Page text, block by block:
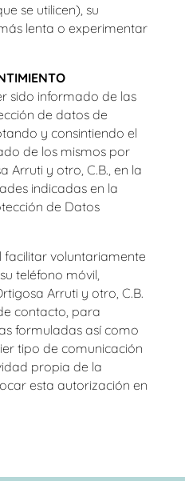
se utilicen), su
lenta o experimentar
sido informado de las
de datos de
y consintiendo el
de los mismos por
Arruti y otro, C.B., en la
indicadas en la
de Datos
facilitar voluntariamente
teléfono móvil,
Arruti y otro, C.B.
contacto, para
formuladas así como
tipo de comunicación
propia de la
esta autorización en